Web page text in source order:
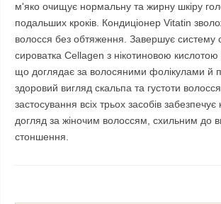
м'яко очищує нормальну та жирну шкіру
подальших кроків. Кондиціонер Vitatin
волосся без обтяження. Завершує систему
сироватка Cellagen з нікотиновою кислотою
що доглядає за волосяними фолікулами й
здоровий вигляд скальпа та густоти
застосування всіх трьох засобів
догляд за жіночим волоссям, схильним до
стоншення.